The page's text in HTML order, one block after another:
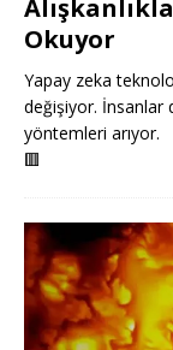
Okuyor
Yapay zeka
değişiyor. İnsanlar
yöntemleri arıyor.
🟥